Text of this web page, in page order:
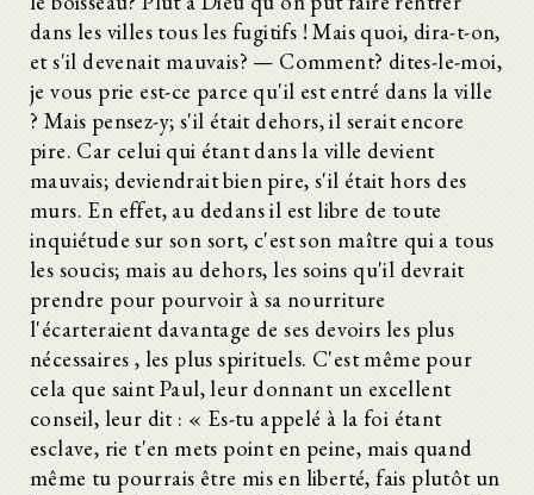
dans les villes tous les fugitifs ! Mais quoi, dira-t-on,
et s'il devenait mauvais? — Comment? dites-le-moi,
je vous prie est-ce parce qu'il est entré dans la ville
? Mais pensez-y; s'il était dehors, il serait encore
pire. Car celui qui étant dans la ville devient
mauvais; deviendrait bien pire, s'il était hors des
murs. En effet, au dedans il est libre de toute
inquiétude sur son sort, c'est son maître qui a tous
les soucis; mais au dehors, les soins qu'il devrait
prendre pour pourvoir à sa nourriture
l'écarteraient davantage de ses devoirs les plus
nécessaires , les plus spirituels. C'est même pour
cela que saint Paul, leur donnant un excellent
conseil, leur dit : « Es-tu appelé à la foi étant
esclave, rie t'en mets point en peine, mais quand
même tu pourrais être mis en liberté, fais plutôt un